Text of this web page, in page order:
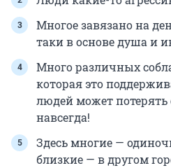
Многое завязано на
таки в основе душа и
Много различных
которая это
людей может
навсегда!
Здесь многие —
близкие — в другом